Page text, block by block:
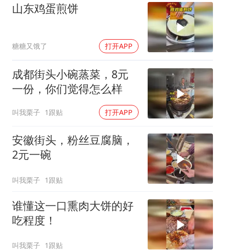
山东鸡蛋煎饼
糖糖又饿了 打开APP
成都街头小碗蒸菜，8元
一份，你们觉得怎么样
叫我栗子 1跟贴 打开APP
安徽街头，粉丝豆腐脑，
2元一碗
叫我栗子 1跟贴
谁懂这一口熏肉大饼的好
吃程度！
叫我栗子 1跟贴